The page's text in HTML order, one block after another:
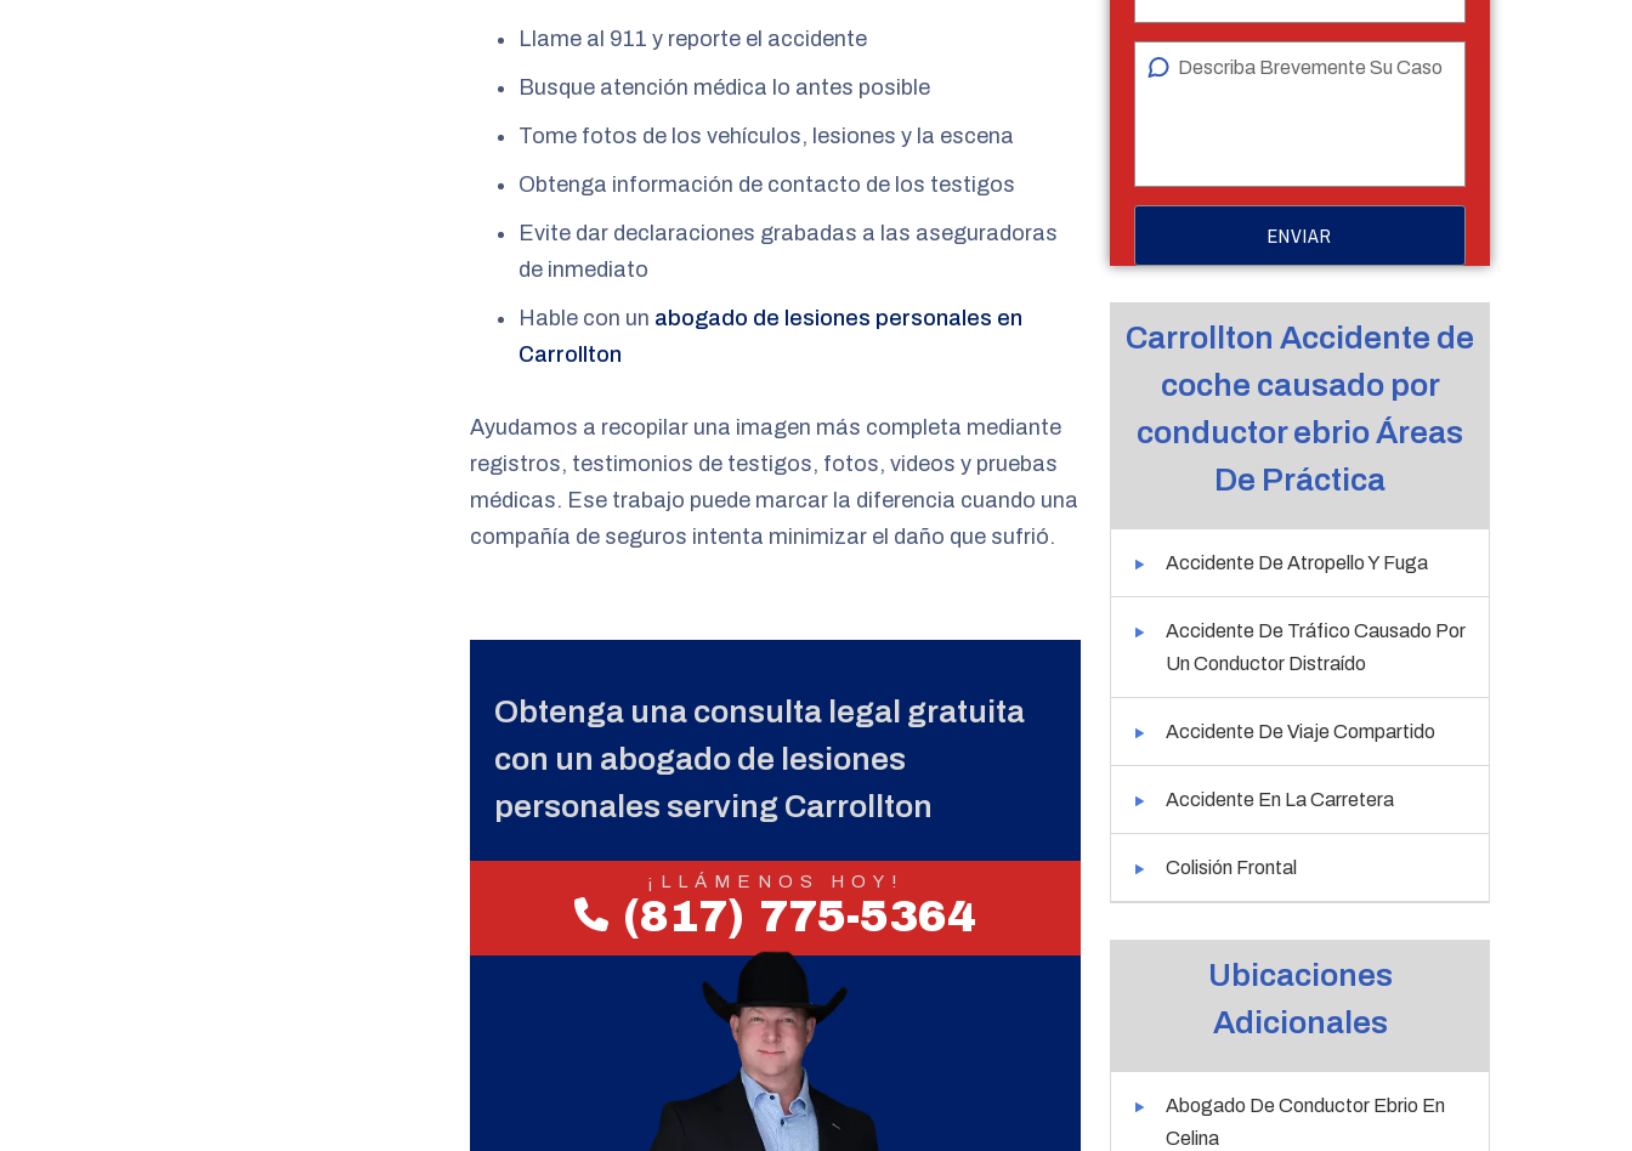
Llame al 911 y reporte el accidente
Busque atención médica lo antes posible
Tome fotos de los vehículos, lesiones y la escena
Obtenga información de contacto de los testigos
Evite dar declaraciones grabadas a las aseguradoras
de inmediato
Hable con un abogado de lesiones personales en
Carrollton
Ayudamos a recopilar una imagen más completa mediante
registros, testimonios de testigos, fotos, videos y pruebas
médicas. Ese trabajo puede marcar la diferencia cuando una
compañía de seguros intenta minimizar el daño que sufrió.
Obtenga una consulta legal gratuita
con un abogado de lesiones
personales serving Carrollton
¡LLÁMENOS HOY!
(817) 775-5364
Carrollton Accidente de
coche causado por
conductor ebrio Áreas
De Práctica
Accidente De Atropello Y Fuga
Accidente De Tráfico Causado Por
Un Conductor Distraído
Accidente De Viaje Compartido
Accidente En La Carretera
Colisión Frontal
Ubicaciones
Adicionales
Abogado De Conductor Ebrio En
Celina